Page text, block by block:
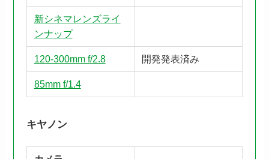
新シネマレンズライ
ンナップ
120-300mm f/2.8 開発発表済み
85mm f/1.4
キヤノン